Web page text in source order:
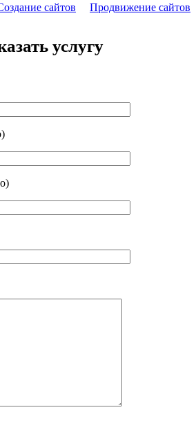
сайтов
Продвижение сайтов
услугу